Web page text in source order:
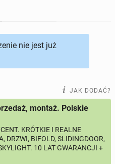
nie jest już
JAK DODAĆ?
montaż. Polskie
KRÓTKIE I REALNE
DRZWI, BIFOLD, SLIDINGDOOR,
10 LAT GWARANCJI +